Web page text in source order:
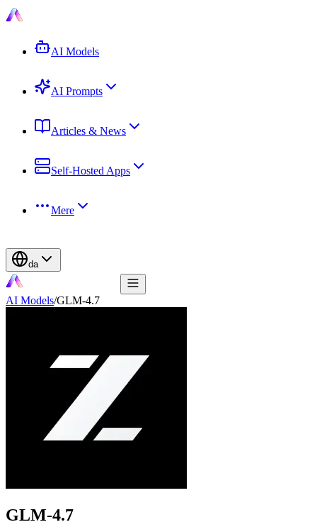
AI Models
AI Prompts
Articles & News
Self-Hosted Apps
Mere
da
AI Models/GLM-4.7
GLM-4.7